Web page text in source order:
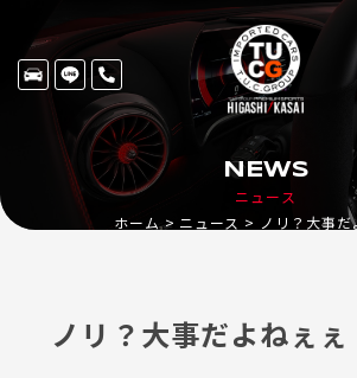
ニュース
NEWS
ホーム ニュース ノリ？大事だ
ノリ？大事だよねぇぇ